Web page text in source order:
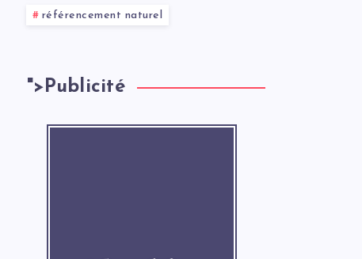
référencement naturel
">Publicité